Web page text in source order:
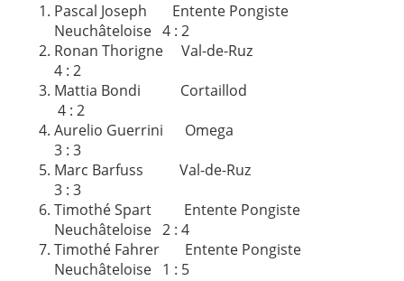
Pascal Joseph Entente Pongiste
Neuchâteloise 4 : 2
Ronan Thorigne Val-de-Ruz
4 : 2
Mattia Bondi Cortaillod
4 : 2
Aurelio Guerrini Omega
3 : 3
Marc Barfuss Val-de-Ruz
3 : 3
Timothé Spart Entente Pongiste
Neuchâteloise 2 : 4
Timothé Fahrer Entente Pongiste
Neuchâteloise 1 : 5